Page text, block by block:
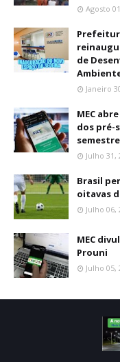
Agosto
de
Ambiente
Janeiro
MEC
dos pré-
semestre
Julho 31,
Brasil
oitavas
Julho 06,
MEC
Prouni
Julho 05,